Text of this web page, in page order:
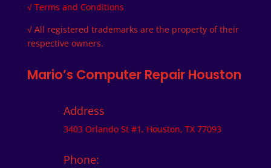
√ Terms and Conditions
√ All registered trademarks are the property of their
respective owners.
Mario’s Computer Repair Houston
Address
3403 Orlando St #1, Houston, TX 77093
Phone: